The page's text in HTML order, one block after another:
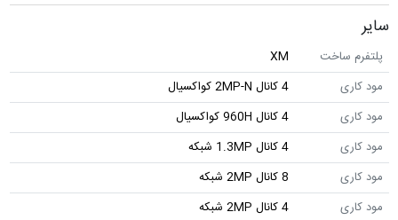
سایر
پلتفرم ساخت
XM
مود کاری
4 کانال 2MP-N کواکسیال
مود کاری
4 کانال 960H کواکسیال
مود کاری
4 کانال 1.3MP شبکه
مود کاری
8 کانال 2MP شبکه
مود کاری
4 کانال 2MP شبکه